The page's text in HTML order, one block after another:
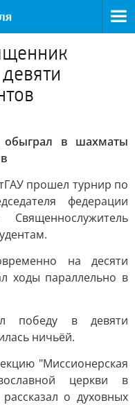
обыграл в шахматы
прошел турнир по
федерации
на десяти
ходы параллельно в
победу в девяти
ничьёй.
"Миссионерская
церкви в
о духовных